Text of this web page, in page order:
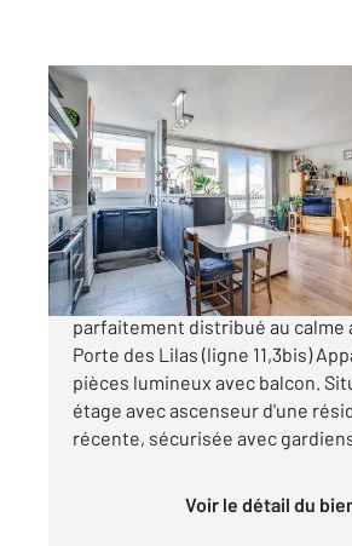
PARIS 75019
56,05 m
, 2 pièces
Ref : 11532
Appartement F2 à vendre
431 000 €
Paris 19e - Étage élevé, plein
parfaitement distribué au calme
Porte des Lilas (ligne 11,3bis)
pièces lumineux avec balcon.
étage avec ascenseur d'une
récente, sécurisée avec gardiens
Voir le détail du